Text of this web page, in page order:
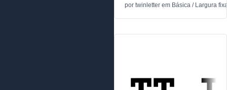
por twinletter em Básica / Largura